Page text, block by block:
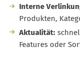
Interne
Produkten,
Aktualität:
Features oder